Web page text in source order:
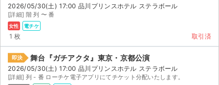
2026/05/30(土) 17:00 品川プリンスホテル ステラボール
[詳細] 階 列 〜 番
女性 電チケ
1 枚 取引済
即決 舞台『ガチアクタ』東京・京都公演
2026/05/30(土) 17:00 品川プリンスホテル ステラボール
[詳細] 列 - 番 ローチケ電子アプリにてチケット分配いたします。